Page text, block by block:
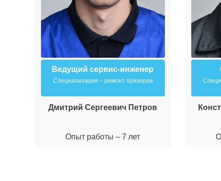
Ведущий сервис-инженер
Специализация – ремонт бризеров
Дмитрий Сергеевич Петров
Опыт работы – 7 лет